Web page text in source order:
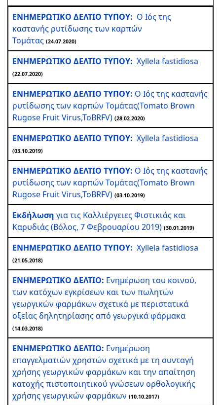
ΕΝΗΜΕΡΩΤΙΚΟ ΔΕΛΤΙΟ ΤΥΠΟΥ: Ο Ιός της
καστανής ρυτίδωσης των καρπών
Τομάτας (24.07.2020)
ΕΝΗΜΕΡΩΤΙΚΟ ΔΕΛΤΙΟ ΤΥΠΟΥ: Xyllela fastidiosa
(22.07.2020)
ΕΝΗΜΕΡΩΤΙΚΟ ΔΕΛΤΙΟ ΤΥΠΟΥ: Ο Ιός της καστανής
ρυτίδωσης των καρπών Τομάτας(Tomato Brown
Rugose Fruit Virus,ToBRFV) (28.02.2020)
ΕΝΗΜΕΡΩΤΙΚΟ ΔΕΛΤΙΟ ΤΥΠΟΥ: Xyllela fastidiosa
(03.10.2019)
ΕΝΗΜΕΡΩΤΙΚΟ ΔΕΛΤΙΟ ΤΥΠΟΥ: Ο Ιός της καστανής
ρυτίδωσης των καρπών Τομάτας(Tomato Brown
Rugose Fruit Virus,ToBRFV) (03.10.2019)
Εκδήλωση για τις Καλλιέργειες Φιστικιάς και
Καρυδιάς (Βόλος, 7 Φεβρουαρίου 2019) (30.01.2019)
ΕΝΗΜΕΡΩΤΙΚΟ ΔΕΛΤΙΟ ΤΥΠΟΥ: Xyllela fastidiosa
(21.05.2018)
ΕΝΗΜΕΡΩΤΙΚΟ ΔΕΛΤΙΟ: Ενημέρωση του κοινού,
των κατόχων εγκρίσεων και των πωλητών
γεωργικών φαρμάκων σχετικά με περιστατικά
οξείας δηλητηρίασης από γεωργικά φάρμακα
(14.03.2018)
ΕΝΗΜΕΡΩΤΙΚΟ ΔΕΛΤΙΟ: Ενημέρωση
επαγγελματιών χρηστών σχετικά με τη συνταγή
χρήσης γεωργικών φαρμάκων και την απαίτηση
κατοχής πιστοποιητικού γνώσεων ορθολογικής
χρήσης γεωργικών φαρμάκων (10.10.2017)